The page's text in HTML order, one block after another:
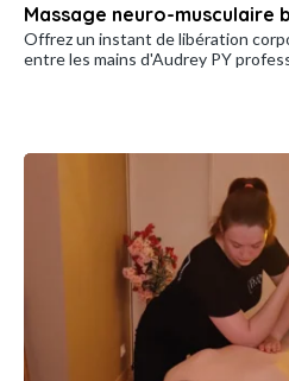
Massage neuro-musculaire
Offrez un instant de libération
entre les mains d'Audrey PY